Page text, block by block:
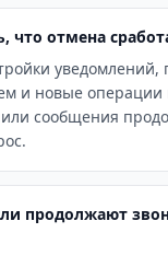
что отмена
уведомлений,
и новые операции
сообщения
продолжают